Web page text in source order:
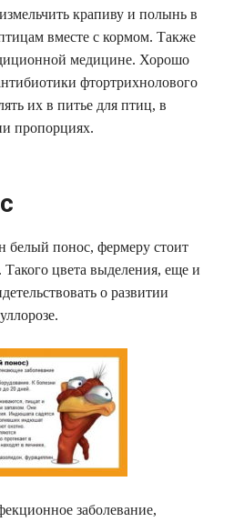
крапиву и полынь в
вместе с кормом. Также
медицине. Хорошо
фтортрихнолового
их в питье для птиц, в
пропорциях.
белый понос, фермеру стоит
цвета выделения, еще и
о развитии
заболевание,